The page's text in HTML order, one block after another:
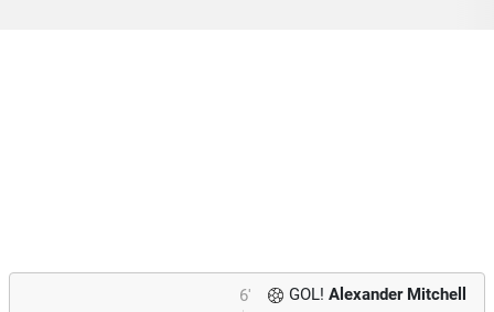
6' GOL! Alexander Mitchell